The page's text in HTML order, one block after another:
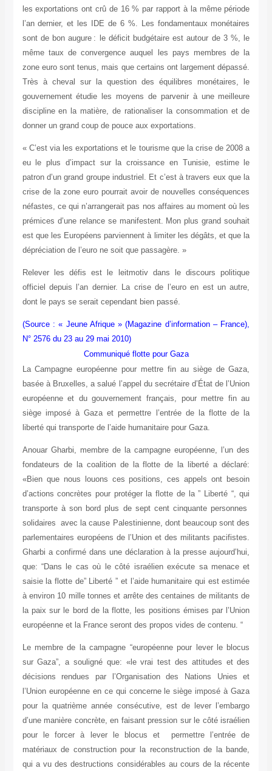
les exportations ont crû de 16 % par rapport à la même période
l’an dernier, et les IDE de 6 %. Les fondamentaux monétaires
sont de bon augure : le déficit budgétaire est autour de 3 %, le
même taux de convergence auquel les pays membres de la
zone euro sont tenus, mais que certains ont largement dépassé.
Très à cheval sur la question des équilibres monétaires, le
gouvernement étudie les moyens de parvenir à une meilleure
discipline en la matière, de rationaliser la consommation et de
donner un grand coup de pouce aux exportations.
« C’est via les exportations et le tourisme que la crise de 2008 a
eu le plus d’impact sur la croissance en Tunisie, estime le
patron d’un grand groupe industriel. Et c’est à travers eux que la
crise de la zone euro pourrait avoir de nouvelles conséquences
néfastes, ce qui n’arrangerait pas nos affaires au moment où les
prémices d’une relance se manifestent. Mon plus grand souhait
est que les Européens parviennent à limiter les dégâts, et que la
dépréciation de l’euro ne soit que passagère. »
Relever les défis est le leitmotiv dans le discours politique
officiel depuis l’an dernier. La crise de l’euro en est un autre,
dont le pays se serait cependant bien passé.
(Source : « Jeune Afrique » (Magazine d’information – France),
N° 2576 du 23 au 29 mai 2010)
Communiqué flotte pour Gaza
La Campagne européenne pour mettre fin au siège de Gaza,
basée à Bruxelles, a salué l’appel du secrétaire d’État de l’Union
européenne et du gouvernement français, pour mettre fin au
siège imposé à Gaza et permettre l’entrée de la flotte de la
liberté qui transporte de l’aide humanitaire pour Gaza.
Anouar Gharbi, membre de la campagne européenne, l’un des
fondateurs de la coalition de la flotte de la liberté a déclaré:
«Bien que nous louons ces positions, ces appels ont besoin
d’actions concrètes pour protéger la flotte de la ” Liberté “, qui
transporte à son bord plus de sept cent cinquante personnes
solidaires avec la cause Palestinienne, dont beaucoup sont des
parlementaires européens de l’Union et des militants pacifistes.
Gharbi a confirmé dans une déclaration à la presse aujourd’hui,
que: “Dans le cas où le côté israélien exécute sa menace et
saisie la flotte de” Liberté ” et l’aide humanitaire qui est estimée
à environ 10 mille tonnes et arrête des centaines de militants de
la paix sur le bord de la flotte, les positions émises par l’Union
européenne et la France seront des propos vides de contenu. “
Le membre de la campagne “européenne pour lever le blocus
sur Gaza”, a souligné que: «le vrai test des attitudes et des
décisions rendues par l’Organisation des Nations Unies et
l’Union européenne en ce qui concerne le siège imposé à Gaza
pour la quatrième année consécutive, est de lever l’embargo
d’une manière concrète, en faisant pression sur le côté israélien
pour le forcer à lever le blocus et permettre l’entrée de
matériaux de construction pour la reconstruction de la bande,
qui a vu des destructions considérables au cours de la récente